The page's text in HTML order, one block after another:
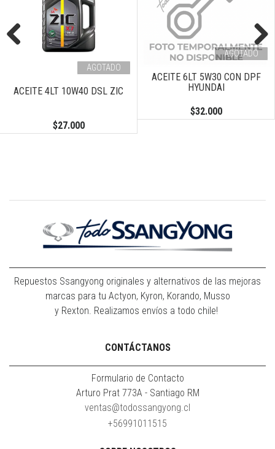
AGOTADO
ACEITE 4LT 10W40 DSL ZIC
$27.000
AGOTADO
ACEITE 6LT 5W30 CON DPF
HYUNDAI
$32.000
Repuestos Ssangyong originales y alternativos de las mejoras
marcas para tu Actyon, Kyron, Korando, Musso
y Rexton. Realizamos envíos a todo chile!
CONTÁCTANOS
Formulario de Contacto
Arturo Prat 773A - Santiago RM
ventas@todossangyong.cl
+56991011515